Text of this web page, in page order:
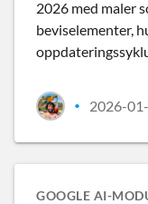
2026 med maler
beviselementer,
• 2026-
GOOGLE AI-